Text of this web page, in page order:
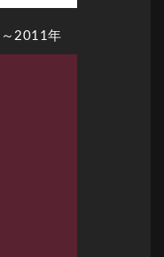
2011年